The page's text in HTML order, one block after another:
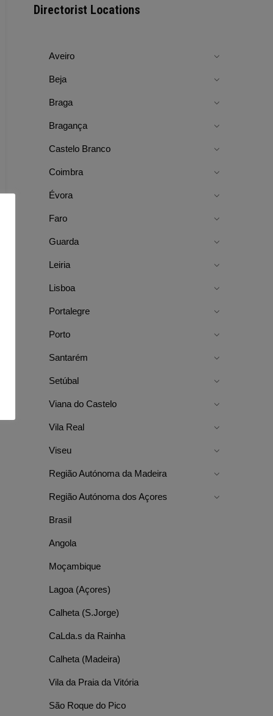
Directorist Locations
Aveiro
Beja
Braga
Bragança
Castelo Branco
Coimbra
Évora
Faro
Guarda
Leiria
Lisboa
Portalegre
Porto
Santarém
Setúbal
Viana do Castelo
Vila Real
Viseu
Região Autónoma da Madeira
Região Autónoma dos Açores
Brasil
Angola
Moçambique
Lagoa (Açores)
Calheta (S.Jorge)
CaLda.s da Rainha
Calheta (Madeira)
Vila da Praia da Vitória
São Roque do Pico